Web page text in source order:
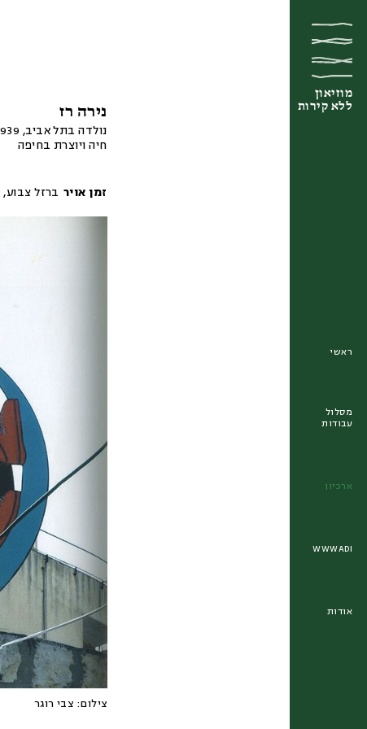
מוזיאון
ללא קירות
מוזיאון
ללא קירות
מוזיאון
ללא קירות
ראשי
מסלול
עבודות
ארכיון
WWWADI
אודות
נירה רז
נולדה בתל אביב, 1939
חיה ויוצרת בחיפה
זמן אויר ברזל צבוע,
צילום: צבי רוגר